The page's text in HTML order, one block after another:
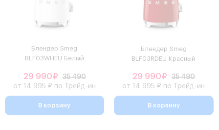
Блендер Smeg
BLF03WHEU Белый
29 990₽
35 490
от 14 995 ₽ по Трейд-ин
В корзину
Блендер Smeg
BLF03RDEU Красный
29 990₽
35 490
от 14 995 ₽ по Трейд-ин
В корзину